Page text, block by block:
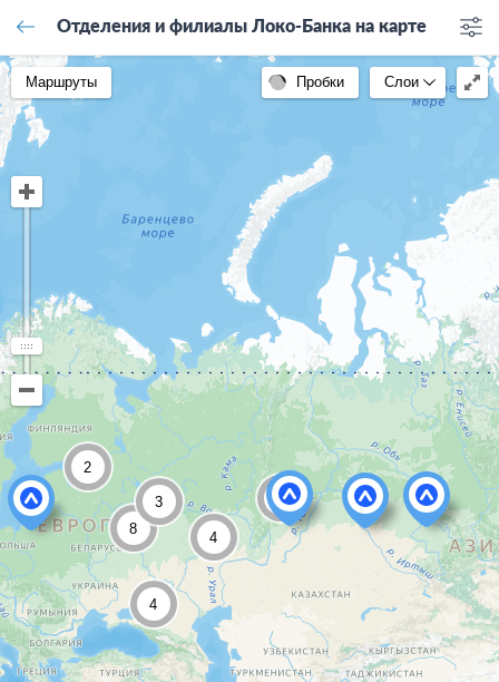
Отделения и филиалы Локо-Банка на карте
Маршруты Пробки Слои
2
8
4
3
4
3